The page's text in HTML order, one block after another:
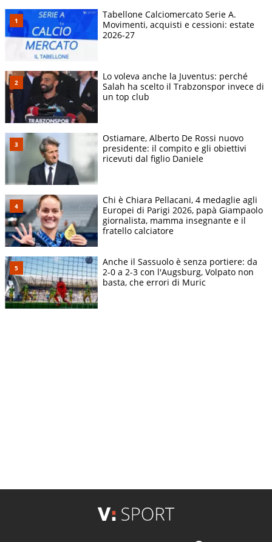
Tabellone Calciomercato Serie A.
Movimenti, acquisti e cessioni: estate
2026-27
Lo voleva anche la Juventus: perché
Salah ha scelto il Trabzonspor invece di
un top club
Ostiamare, Alberto De Rossi nuovo
presidente: il compito e gli obiettivi
ricevuti dal figlio Daniele
Chi è Chiara Pellacani, 4 medaglie agli
Europei di Parigi 2026, papà Giampaolo
giornalista, mamma insegnante e il
fratello calciatore
Anche il Sassuolo è senza portiere: da
2-0 a 2-3 con l'Augsburg, Volpato non
basta, che errori di Muric